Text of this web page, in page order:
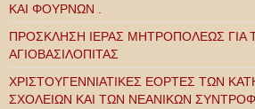
ΚΑΙ ΦΟΥΡΝΩΝ .
ΠΡΟΣΚΛΗΣΗ ΙΕΡΑΣ ΜΗΤΡΟΠΟΛΕΩΣ ΓΙΑ
ΑΓΙΟΒΑΣΙΛΟΠΙΤΑΣ
ΧΡΙΣΤΟΥΓΕΝΝΙΑΤΙΚΕΣ ΕΟΡΤΕΣ ΤΩΝ
ΣΧΟΛΕΙΩΝ ΚΑΙ ΤΩΝ ΝΕΑΝΙΚΩΝ